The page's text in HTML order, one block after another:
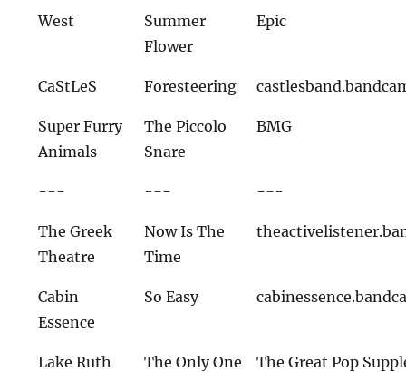
West
Summer
Flower
Epic
CaStLeS Foresteering
Super Furry
Animals
The Piccolo
Snare
BMG
--- --- ---
The Greek
Theatre
Now Is The
Time
Cabin
Essence
So Easy
Lake Ruth
The Only One
The Great Pop